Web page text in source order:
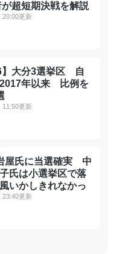
超短期決戦を解説
20:00更新
】大分3選挙区 自
年以来 比例を
11:50更新
屋氏に当選確実 中
氏は小選挙区で落
いかしきれなかっ
23:40更新